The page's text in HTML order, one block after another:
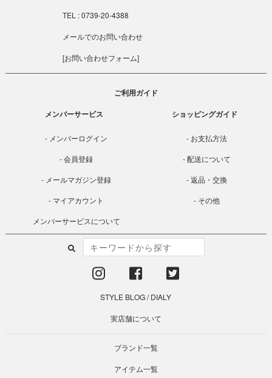
TEL : 0739-20-4388
メールでのお問い合わせ
[お問い合わせフォーム]
ご利用ガイド
メンバーサービス
メンバーログイン
会員登録
メールマガジン登録
マイアカウント
メンバーサービスについて
ショッピングガイド
お支払方法
配送について
返品・交換
その他
STYLE BLOG/DIALY
実店舗について
ブランド一覧
アイテム一覧